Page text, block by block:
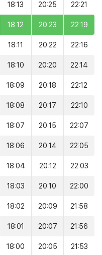
18:13 20:25 22:21
18:12 20:23 22:19
18:11 20:22 22:16
18:10 20:20 22:14
18:09 20:18 22:12
18:08 20:17 22:10
18:07 20:15 22:07
18:06 20:14 22:05
18:04 20:12 22:03
18:03 20:10 22:00
18:02 20:09 21:58
18:01 20:07 21:56
18:00 20:05 21:53